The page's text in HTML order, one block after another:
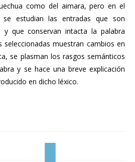
como del aimara, pero en el
estudian las entradas que son
y que conservan intacta la palabra
seleccionadas muestran cambios en
se plasman los rasgos semánticos
y se hace una breve explicación
en dicho léxico.